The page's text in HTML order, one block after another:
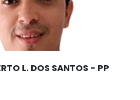
L. DOS SANTOS - PP